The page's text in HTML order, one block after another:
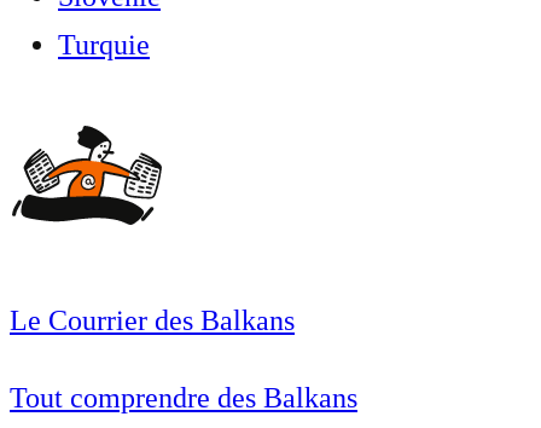
Turquie
Le Courrier des Balkans
Tout comprendre des Balkans